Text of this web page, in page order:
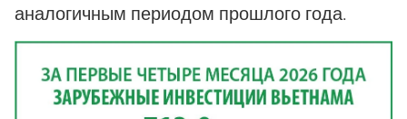
аналогичным периодом прошлого года.